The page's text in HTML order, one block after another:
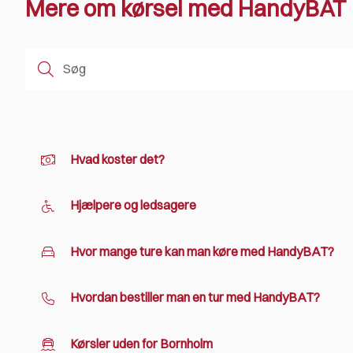
Mere om kørsel med HandyBAT
Hvad koster det?
Hjælpere og ledsagere
Hvor mange ture kan man køre med HandyBAT?
Hvordan bestiller man en tur med HandyBAT?
Kørsler uden for Bornholm